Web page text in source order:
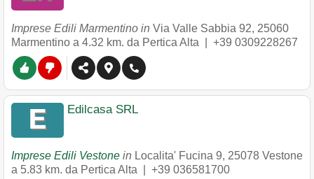
Imprese Edili Marmentino in Via Valle Sabbia 92, 25060
Marmentino a 4.32 km. da Pertica Alta | +39 0309228267
Edilcasa SRL
Imprese Edili Vestone in Localita' Fucina 9, 25078 Vestone
a 5.83 km. da Pertica Alta | +39 036581700